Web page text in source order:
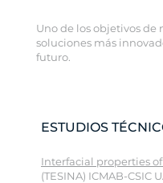
Uno de los objetivos
soluciones más
futuro.
ESTUDIOS
Interfacial properties
(TESINA) ICMAB-CSIC